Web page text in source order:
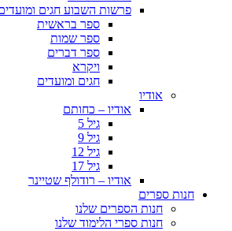
פרשות השבוע חגים
ספר בראשית
ספר שמות
ספר דברים
ויקרא
חגים ומועדים
אודיו
אודיו – כחותם
גיל 5
גיל 9
גיל 12
גיל 17
אודיו – רודולף שטיינר
חנות ספרים
חנות הספרים שלנו
חנות ספרי הלימוד שלנו